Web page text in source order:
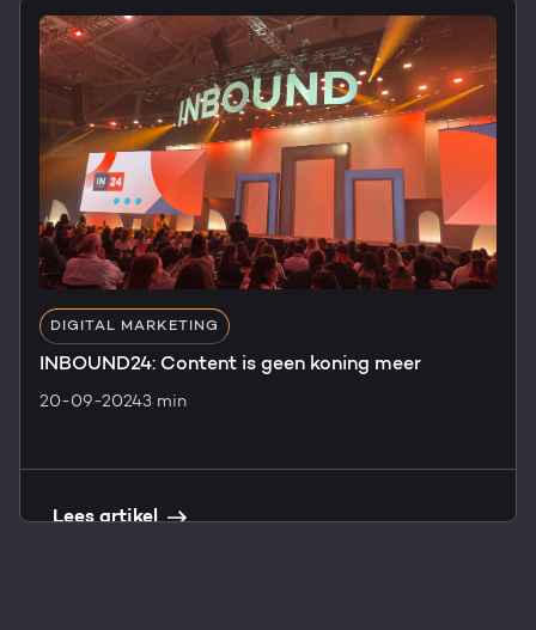
DIGITAL MARKETING
INBOUND24: Content is geen koning meer
20-09-20243 min
Lees artikel